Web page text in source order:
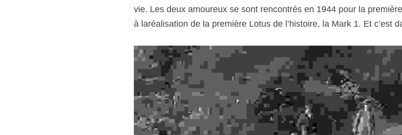
vie. Les deux amoureux se sont rencontrés en 1944 pour la
à laréalisation de la première Lotus de l’histoire, la Mark 1. Et c’est